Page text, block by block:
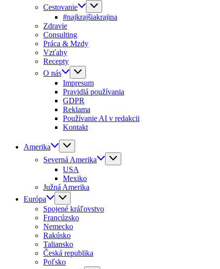
Cestovanie
#najkrajšiakrajina
Zdravie
Consulting
Práca & Mzdy
Vzťahy
Recepty
O nás
Impresum
Pravidlá používania
GDPR
Reklama
Používanie AI v redakcii
Kontakt
Amerika
Severná Amerika
USA
Mexiko
Južná Amerika
Európa
Spojené kráľovstvo
Francúzsko
Nemecko
Rakúsko
Taliansko
Česká republika
Poľsko